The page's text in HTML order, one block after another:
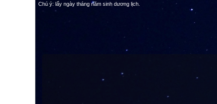
Chú ý: lấy ngày tháng năm sinh dương lịch.